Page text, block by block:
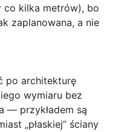
co kilka metrów), bo
zaplanowana, a nie
po architekturę
wymiaru bez
— przykładem są
„płaskiej” ściany